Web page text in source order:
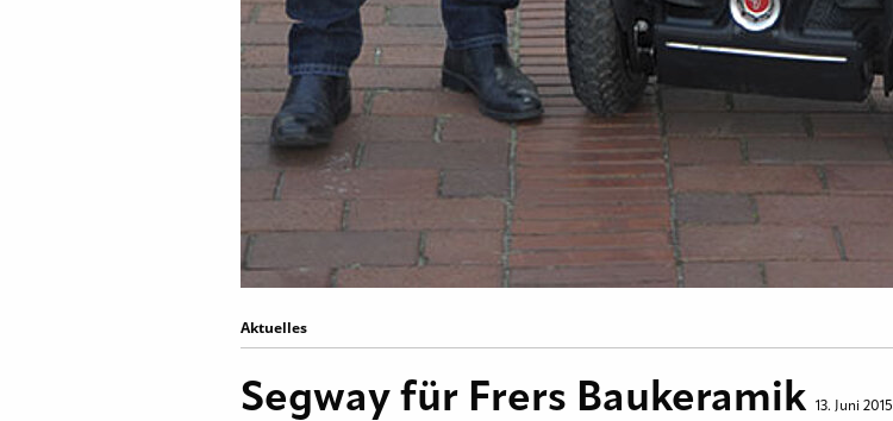
Aktuelles
Segway für Frers Baukeramik 13. Juni 2015